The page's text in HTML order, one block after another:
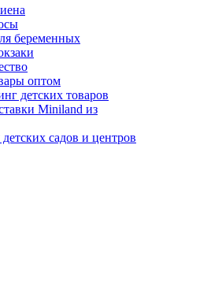
беременных
оптом
детских товаров
Miniland из
садов и центров